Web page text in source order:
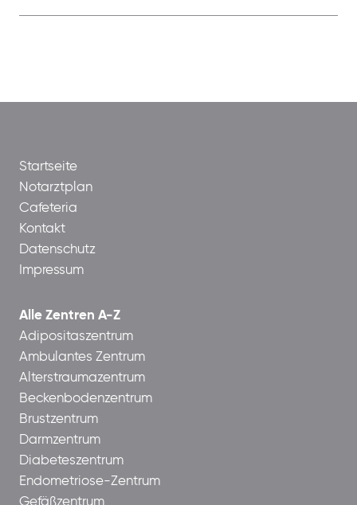
Startseite
Notarztplan
Cafeteria
Kontakt
Datenschutz
Impressum
Alle Zentren A-Z
Adipositaszentrum
Ambulantes Zentrum
Alterstraumazentrum
Beckenbodenzentrum
Brustzentrum
Darmzentrum
Diabeteszentrum
Endometriose-Zentrum
Gefäßzentrum